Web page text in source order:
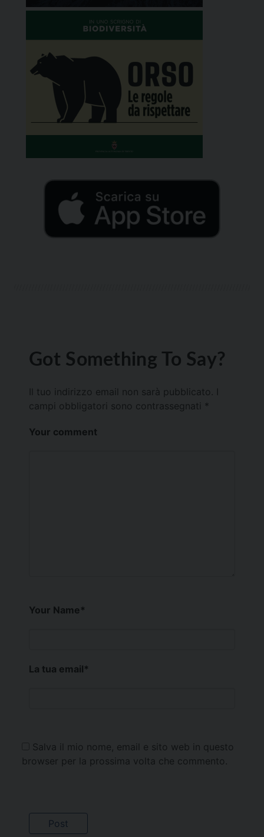
Got Something To Say?
Il tuo indirizzo email non sarà pubblicato.
campi obbligatori sono contrassegnati *
Your comment
Your Name*
La tua email*
Salva il mio nome, email e sito web in questo
browser per la prossima volta che commento.